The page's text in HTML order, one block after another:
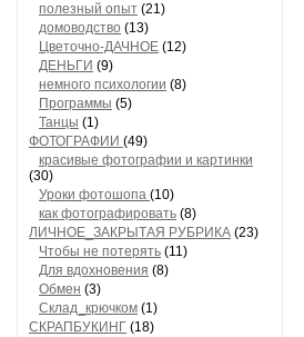
полезный опыт (21)
домоводство (13)
Цветочно-ДАЧНОЕ (12)
ДЕНЬГИ (9)
немного психологии (8)
Программы (5)
Танцы (1)
ФОТОГРАФИИ (49)
красивые фотографии и картинки
(30)
Уроки фотошопа (10)
как фотографировать (8)
ЛИЧНОЕ_ЗАКРЫТАЯ РУБРИКА (23)
Чтобы не потерять (11)
Для вдохновения (8)
Обмен (3)
Склад_крючком (1)
СКРАПБУКИНГ (18)